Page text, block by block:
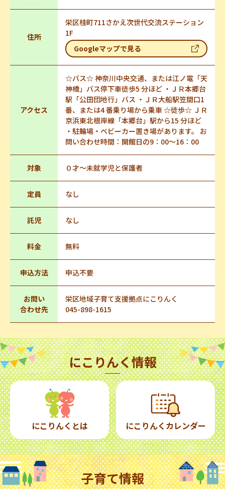
住所
栄区桂町711さかえ次世代交流ステーション
1F
Googleマップで見る
アクセス
☆バス☆ 神奈川中央交通、または江ノ電「天
神橋」バス停下車徒歩5 分ほど ・ＪＲ本郷台
駅「公田団地行」バス ・ＪＲ大船駅笠間口1
番、または4 番乗り場から乗車 ☆徒歩☆ ＪＲ
京浜東北根岸線「本郷台」駅から15 分ほど
・駐輪場・ベビーカー置き場があります。 お
問い合わせ時間：開館日の9：00～16：00
対象 ０才～未就学児と保護者
定員 なし
託児 なし
料金 無料
申込方法 申込不要
お問い
合わせ先
栄区地域子育て支援拠点にこりんく
045-898-1615
にこりんく情報
にこりんくとは にこりんくカレンダー
子育て情報